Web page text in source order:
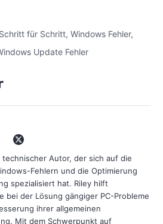
Schritt für Schritt, Windows Fehler,
Update Fehler
technischer Autor, der sich auf die
Fehlern und die Optimierung
spezialisiert hat. Riley hilft
bei der Lösung gängiger PC-Probleme
ihrer allgemeinen
Mit dem Schwerpunkt auf